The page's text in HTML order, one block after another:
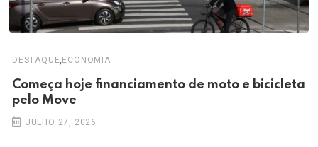
DESTAQUE, ECONOMIA
Começa hoje financiamento de moto e bicicleta
pelo Move
JULHO 27, 2026